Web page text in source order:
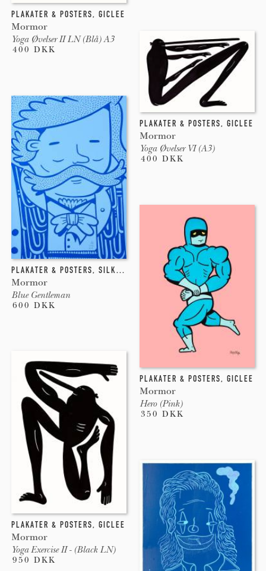
PLAKATER & POSTERS, GICLEE
Mormor
Yoga Øvelser II LN (Blå) A3
400 DKK
PLAKATER & POSTERS, GICLEE
Mormor
Yoga Øvelser VI (A3)
400 DKK
PLAKATER & POSTERS, SILKETRYK
Mormor
Blue Gentleman
600 DKK
PLAKATER & POSTERS, GICLEE
Mormor
Hero (Pink)
350 DKK
PLAKATER & POSTERS, GICLEE
Mormor
Yoga Exercise II - (Black LN)
950 DKK